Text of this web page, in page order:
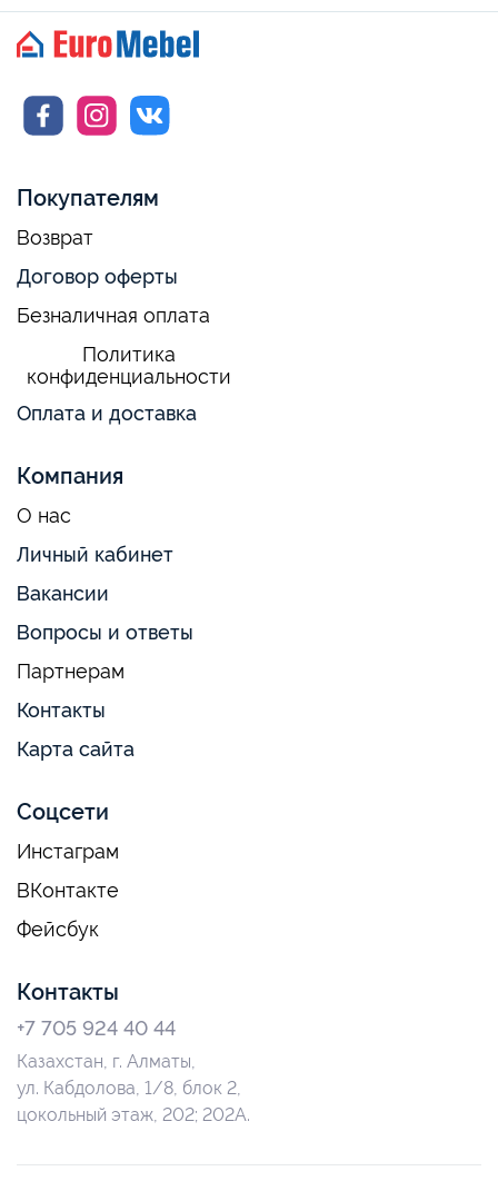
Покупателям
Возврат
Договор оферты
Безналичная оплата
Политика
конфиденциальности
Оплата и доставка
Компания
О нас
Личный кабинет
Вакансии
Вопросы и ответы
Партнерам
Контакты
Карта сайта
Соцсети
Инстаграм
ВКонтакте
Фейсбук
Контакты
+7 705 924 40 44
Казахстан, г. Алматы,
ул. Кабдолова, 1/8, блок 2,
цокольный этаж, 202; 202А.